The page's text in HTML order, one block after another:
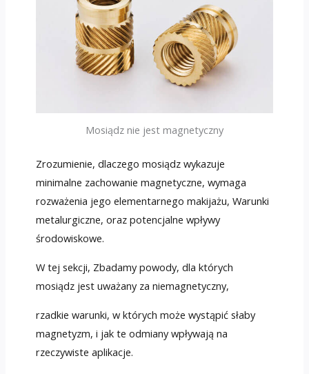
Mosiądz nie jest magnetyczny
Zrozumienie, dlaczego mosiądz wykazuje
minimalne zachowanie magnetyczne, wymaga
rozważenia jego elementarnego makijażu, Warunki
metalurgiczne, oraz potencjalne wpływy
środowiskowe.
W tej sekcji, Zbadamy powody, dla których
mosiądz jest uważany za niemagnetyczny,
rzadkie warunki, w których może wystąpić słaby
magnetyzm, i jak te odmiany wpływają na
rzeczywiste aplikacje.